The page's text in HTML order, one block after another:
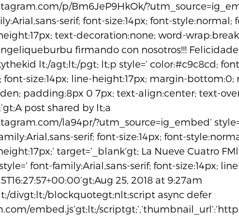
p/Bm6JeP9HkOk/
serif; font-size:14px; font-style:normal;
text-decoration:none; word-
firmando con nosotros!!!
lt;/agt;lt;/pgt; lt;p style=’ color:#c9c8cd;
font-size:14px; line-height:17px; margin-bottom:0;
padding:8px 0 7px; text-align:center; text-
post shared by lt;a
la94pr/?utm_source=ig_embed’
serif; font-size:14px; font-
target=’_blank’gt; La Nueve Cuatro
font-family:Arial,sans-serif; font-size:14px;
25, 2018 at 9:27am
divgt;lt;/blockquotegt;nlt;script async defer
embed.js’gt;lt;/